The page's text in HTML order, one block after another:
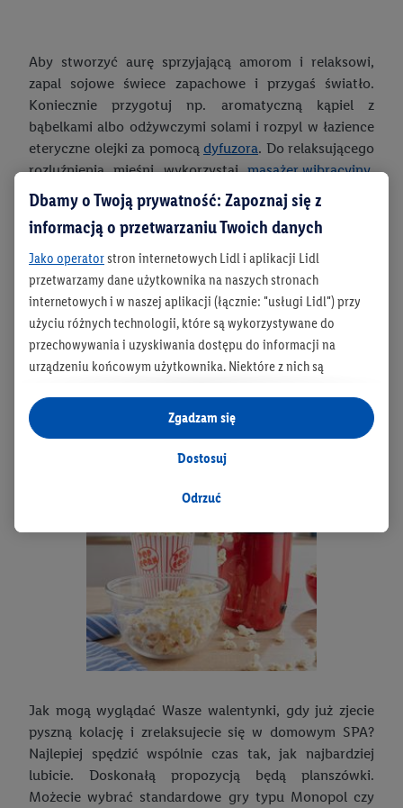
Aby stworzyć aurę sprzyjającą amorom i relaksowi,
zapal sojowe świece zapachowe i przygaś światło.
Koniecznie przygotuj np. aromatyczną kąpiel z
bąbelkami albo odżywczymi solami i rozpyl w łazience
eteryczne olejki za pomocą dyfuzora. Do relaksującego
rozluźnienia mięśni wykorzystajmasażer wibracyjny,
który jest kompaktowy i prosty w obsłudze, albo swoje
dłonie.
Walentynki w domu – wieczór gier,
Jak mogą wyglądać Wasze walentynki, gdy już zjecie
pyszną kolację i zrelaksujecie się w domowym SPA?
Najlepiej spędzić wspólnie czas tak, jak najbardziej
lubicie. Doskonałą propozycją będą planszówki.
Możecie wybrać standardowe gry typu Monopol czy
Dbamy o Twoją prywatność: Zapoznaj się z
informacją o przetwarzaniu Twoich danych
Jako operatorstron internetowych Lidl i aplikacji Lidl
przetwarzamy dane użytkownika na naszych stronach
internetowych i w naszej aplikacji (łącznie: "usługi Lidl") przy
użyciu różnych technologii, które są wykorzystywane do
przechowywania i uzyskiwania dostępu do informacji na
urządzeniu końcowym użytkownika. Niektóre z nich są
są za zgodą użytkownika - również przez partnerów (
jako odrębnych
administratorów lub współadministratorów
danych osobowych; w związku z IAB TCF łącznie
generowania statystyk lub prezentowania
Przetwarzanie danych na potrzeby personalizacji reklam
odbywa się w celu kontrolowania naszych własnych reklam i
umożliwienia podmiotom trzecim wyświetlania treści
marketingowych poza usługami Lidl za pośrednictwem
urządzeń końcowych przypisanych do Państwa i członków
Państwa gospodarstwa domowego. Jeśli są Państwo
uczestnikami programu Lidl Plus, dane dotyczące Państwa
w tych celach. Ponadto dane dotyczące Państwa zachowań
zakupowych w usługach Lidl zostaną udostępnione jednemu z
wyżej wymienionych partnerów, aby mógł on analizować
statystyki kampanii reklamowych swoich klientówjako
niezależny administrator danych.
Odrzuć
Dostosuj
Zgadzam się